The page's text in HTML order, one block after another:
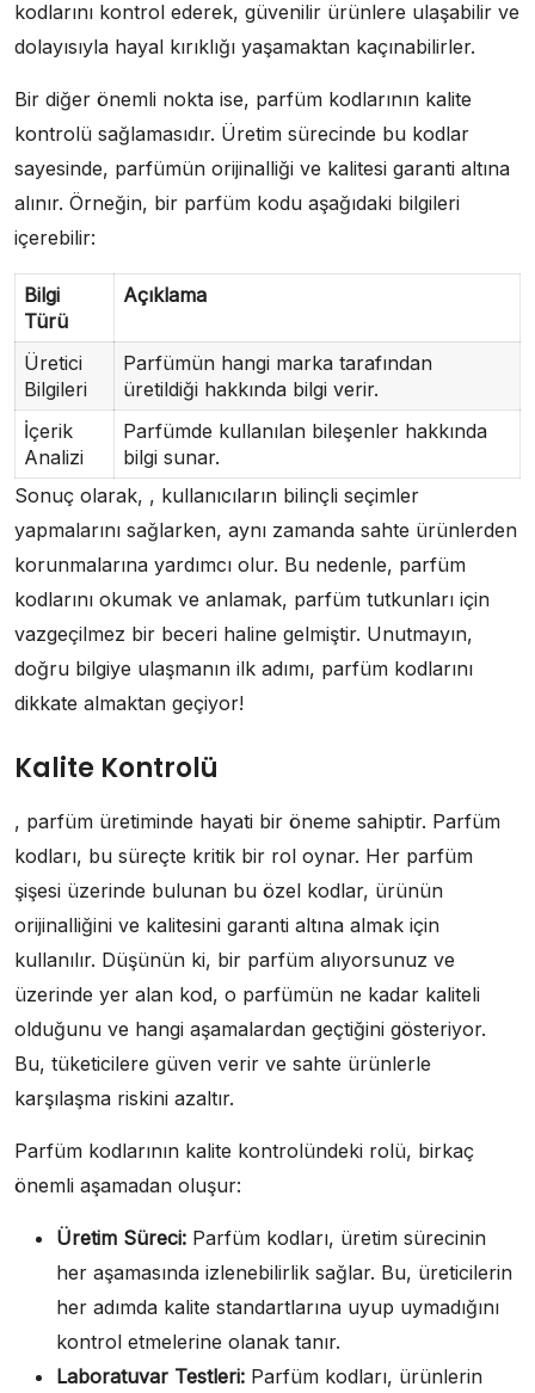
kodlarını kontrol ederek, güvenilir ürünlere ulaşabilir ve
dolayısıyla hayal kırıklığı yaşamaktan kaçınabilirler.
Bir diğer önemli nokta ise, parfüm kodlarının kalite
kontrolü sağlamasıdır. Üretim sürecinde bu kodlar
sayesinde, parfümün orijinalliği ve kalitesi garanti altına
alınır. Örneğin, bir parfüm kodu aşağıdaki bilgileri
içerebilir:
Bilgi
Türü
Açıklama
Üretici
Bilgileri
Parfümün hangi marka tarafından
üretildiği hakkında bilgi verir.
İçerik
Analizi
Parfümde kullanılan bileşenler hakkında
bilgi sunar.
Sonuç olarak, , kullanıcıların bilinçli seçimler
yapmalarını sağlarken, aynı zamanda sahte ürünlerden
korunmalarına yardımcı olur. Bu nedenle, parfüm
kodlarını okumak ve anlamak, parfüm tutkunları için
vazgeçilmez bir beceri haline gelmiştir. Unutmayın,
doğru bilgiye ulaşmanın ilk adımı, parfüm kodlarını
dikkate almaktan geçiyor!
Kalite Kontrolü
, parfüm üretiminde hayati bir öneme sahiptir. Parfüm
kodları, bu süreçte kritik bir rol oynar. Her parfüm
şişesi üzerinde bulunan bu özel kodlar, ürünün
orijinalliğini ve kalitesini garanti altına almak için
kullanılır. Düşünün ki, bir parfüm alıyorsunuz ve
üzerinde yer alan kod, o parfümün ne kadar kaliteli
olduğunu ve hangi aşamalardan geçtiğini gösteriyor.
Bu, tüketicilere güven verir ve sahte ürünlerle
karşılaşma riskini azaltır.
Parfüm kodlarının kalite kontrolündeki rolü, birkaç
önemli aşamadan oluşur:
Üretim Süreci: Parfüm kodları, üretim sürecinin
her aşamasında izlenebilirlik sağlar. Bu, üreticilerin
her adımda kalite standartlarına uyup uymadığını
kontrol etmelerine olanak tanır.
Laboratuvar Testleri: Parfüm kodları, ürünlerin